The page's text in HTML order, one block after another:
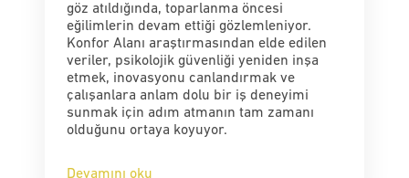
göz atıldığında, toparlanma öncesi
eğilimlerin devam ettiği gözlemleniyor.
Konfor Alanı araştırmasından elde edilen
veriler, psikolojik güvenliği yeniden inşa
etmek, inovasyonu canlandırmak ve
çalışanlara anlam dolu bir iş deneyimi
sunmak için adım atmanın tam zamanı
olduğunu ortaya koyuyor.
Devamını oku